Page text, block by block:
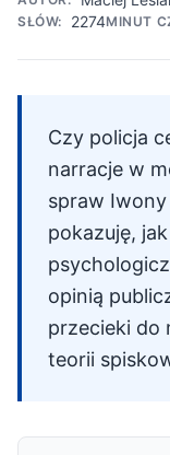
SŁÓW: 2274MINUT
Czy policja
narracje w
spraw
pokazuję,
opinią
przecieki do
teorii